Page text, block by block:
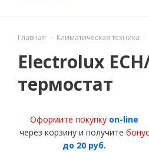
Главная Климатическая техника
Electrolux
термостат
Оформите покупку on-line
через корзину и получите бонус
до 20 руб.